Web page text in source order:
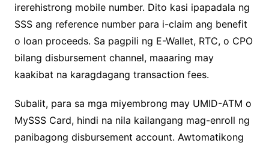
irerehistrong mobile number. Dito kasi ipapadala ng
SSS ang reference number para i-claim ang benefit
o loan proceeds. Sa pagpili ng E-Wallet, RTC, o CPO
bilang disbursement channel, maaaring may
kaakibat na karagdagang transaction fees.
Subalit, para sa mga miyembrong may UMID-ATM o
MySSS Card, hindi na nila kailangang mag-enroll ng
panibagong disbursement account. Awtomatikong